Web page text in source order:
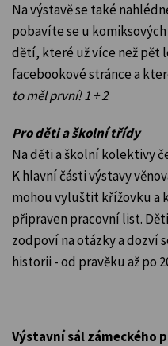
Na výstavě se také
pobavíte se u
dětí, které už více než pět
facebookové stránce a
to měl první! 1 + 2.
Pro děti a školní třídy
Na děti a školní kolektivy
K hlavní části výstavy
mohou vyluštit křížovku a
připraven pracovní list.
zodpoví na otázky a dozví
historii - od pravěku až po
Výstavní sál zámeckého